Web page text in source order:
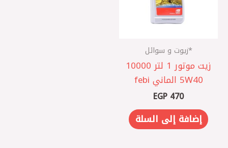
*زيوت و سوائل
زيت موتور 1 لتر 10000
5W40 الماني febi
EGP 470
إضافة إلى السلة